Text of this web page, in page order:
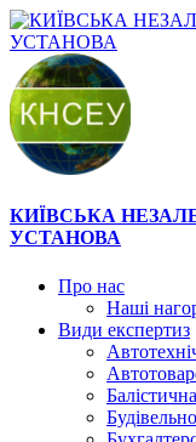
КИЇВСЬКА
УСТАНОВА
Про нас
Наші
Види експертиз